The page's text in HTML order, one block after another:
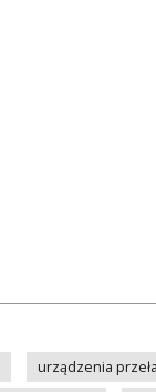
urządzenia